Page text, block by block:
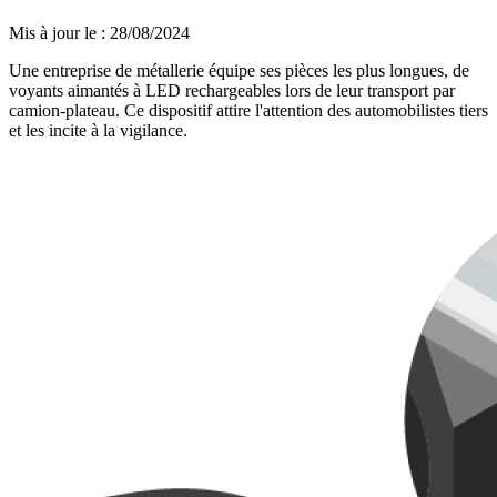
Mis à jour le : 28/08/2024
Une entreprise de métallerie équipe ses pièces les plus longues, de
voyants aimantés à LED rechargeables lors de leur transport par
camion-plateau. Ce dispositif attire l'attention des automobilistes tiers
et les incite à la vigilance.